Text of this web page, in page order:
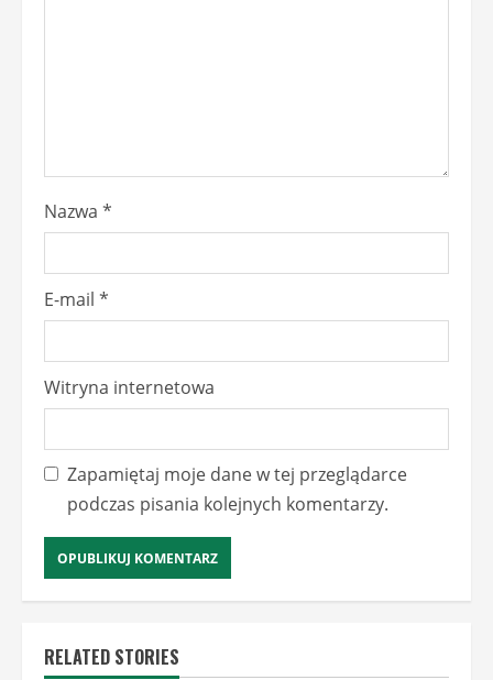
i
n
g
Nazwa *
E-mail *
Witryna internetowa
Zapamiętaj moje dane w tej przeglądarce
podczas pisania kolejnych komentarzy.
RELATED STORIES